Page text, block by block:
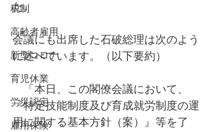
税制
高齢者雇用
新型コロナ
育児休業
労災認定
雇用保険
た。
会議にも出席した石破総理は次のよう
に述べています。（以下要約）
「 本日、この閣僚会議において、
『特定技能制度及び育成就労制度の運
用に関する基本方針（案）』等を了